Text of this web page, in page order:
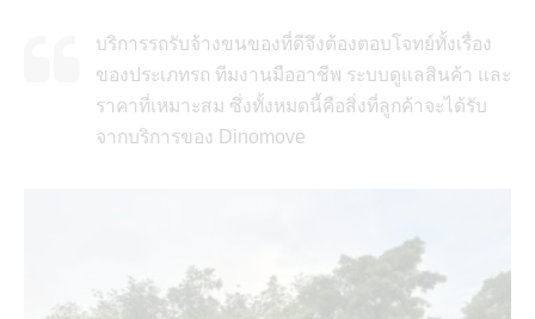
บริการรถรับจ้างขนของที่ดีจึงต้องตอบโจทย์ทั้งเรื่อง
ของประเภทรถ ทีมงานมืออาชีพ ระบบดูแลสินค้า และ
ราคาที่เหมาะสม ซึ่งทั้งหมดนี้คือสิ่งที่ลูกค้าจะได้รับ
จากบริการของ Dinomove